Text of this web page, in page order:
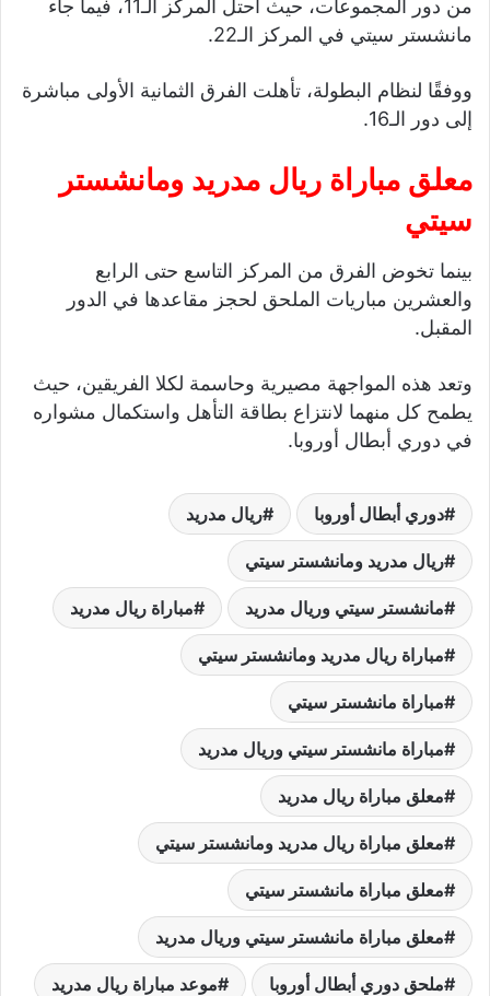
من دور المجموعات، حيث احتل المركز الـ11، فيما جاء
مانشستر سيتي في المركز الـ22.
ووفقًا لنظام البطولة، تأهلت الفرق الثمانية الأولى مباشرة
إلى دور الـ16.
معلق مباراة ريال مدريد ومانشستر
سيتي
بينما تخوض الفرق من المركز التاسع حتى الرابع
والعشرين مباريات الملحق لحجز مقاعدها في الدور
المقبل.
وتعد هذه المواجهة مصيرية وحاسمة لكلا الفريقين، حيث
يطمح كل منهما لانتزاع بطاقة التأهل واستكمال مشواره
في دوري أبطال أوروبا.
دوري أبطال أوروبا ريال مدريد
ريال مدريد ومانشستر سيتي
مانشستر سيتي وريال مدريد مباراة ريال مدريد
مباراة ريال مدريد ومانشستر سيتي
مباراة مانشستر سيتي
مباراة مانشستر سيتي وريال مدريد
معلق مباراة ريال مدريد
معلق مباراة ريال مدريد ومانشستر سيتي
معلق مباراة مانشستر سيتي
معلق مباراة مانشستر سيتي وريال مدريد
ملحق دوري أبطال أوروبا موعد مباراة ريال مدريد